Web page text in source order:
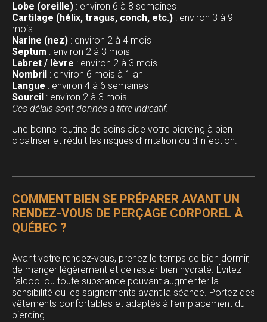
Lobe (oreille) : environ 6 à 8 semaines
Cartilage (hélix, tragus, conch, etc.) : environ 3 à 9
mois
Narine (nez) : environ 2 à 4 mois
Septum : environ 2 à 3 mois
Labret / lèvre : environ 2 à 3 mois
Nombril : environ 6 mois à 1 an
Langue : environ 4 à 6 semaines
Sourcil : environ 2 à 3 mois
Ces délais sont donnés à titre indicatif.
Une bonne routine de soins aide votre piercing à bien
cicatriser et réduit les risques d’irritation ou d’infection.
COMMENT BIEN SE PRÉPARER AVANT UN
RENDEZ-VOUS DE PERÇAGE CORPOREL À
QUÉBEC ?
Avant votre rendez-vous, prenez le temps de bien dormir,
de manger légèrement et de rester bien hydraté. Évitez
l’alcool ou toute substance pouvant augmenter la
sensibilité ou les saignements avant la séance. Portez des
vêtements confortables et adaptés à l’emplacement du
piercing.